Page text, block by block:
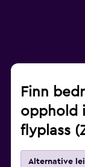
Finn
opphold
flyplass
Alternative